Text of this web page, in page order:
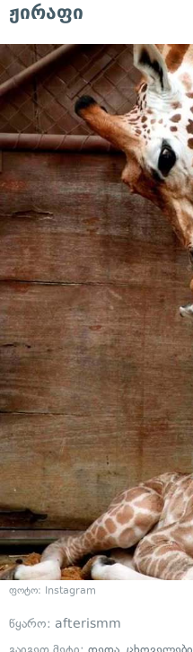
ჟირაფი
ფოტო: Instagram
წყარო: afterismm